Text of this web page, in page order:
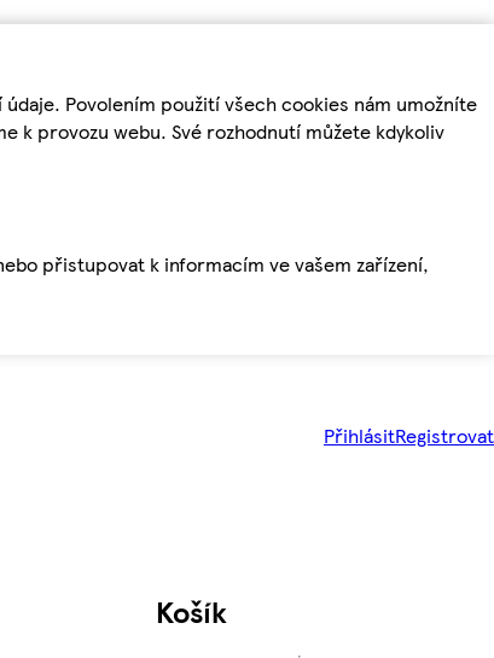
Povolením použití všech cookies nám umožníte
k provozu webu. Své rozhodnutí můžete kdykoliv
přistupovat k informacím ve vašem zařízení,
PřihlásitRegistrovat
Košík